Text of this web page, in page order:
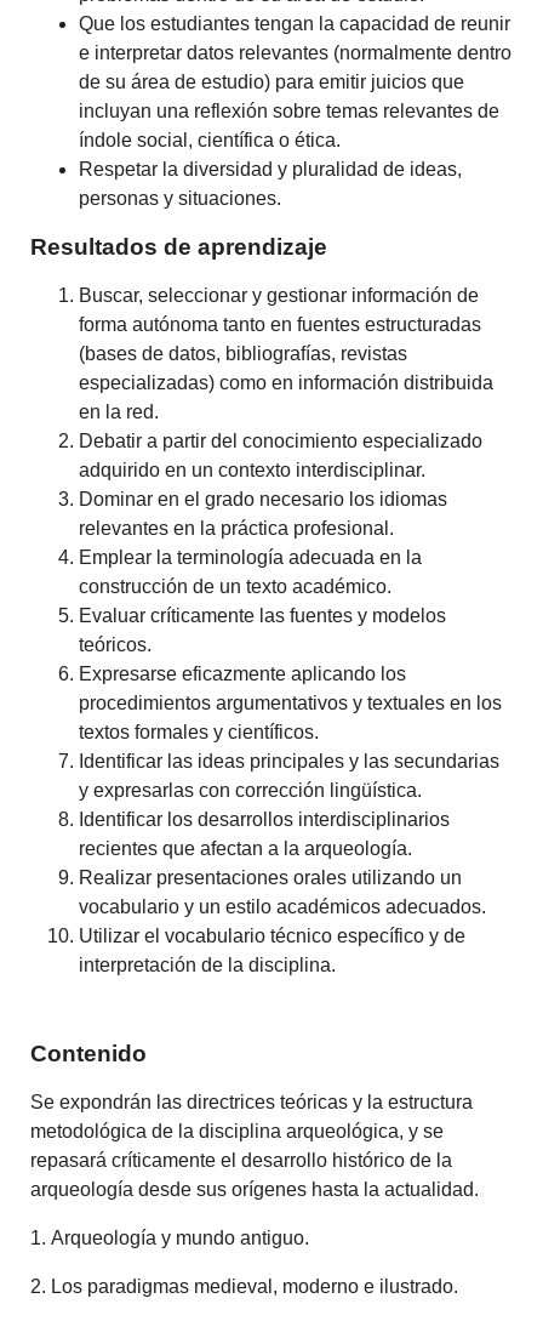
Que los estudiantes tengan la capacidad de reunir
e interpretar datos relevantes (normalmente dentro
de su área de estudio) para emitir juicios que
incluyan una reflexión sobre temas relevantes de
índole social, científica o ética.
Respetar la diversidad y pluralidad de ideas,
personas y situaciones.
Resultados de aprendizaje
Buscar, seleccionar y gestionar información de
forma autónoma tanto en fuentes estructuradas
(bases de datos, bibliografías, revistas
especializadas) como en información distribuida
en la red.
Debatir a partir del conocimiento especializado
adquirido en un contexto interdisciplinar.
Dominar en el grado necesario los idiomas
relevantes en la práctica profesional.
Emplear la terminología adecuada en la
construcción de un texto académico.
Evaluar críticamente las fuentes y modelos
teóricos.
Expresarse eficazmente aplicando los
procedimientos argumentativos y textuales en los
textos formales y científicos.
Identificar las ideas principales y las secundarias
y expresarlas con corrección lingüística.
Identificar los desarrollos interdisciplinarios
recientes que afectan a la arqueología.
Realizar presentaciones orales utilizando un
vocabulario y un estilo académicos adecuados.
Utilizar el vocabulario técnico específico y de
interpretación de la disciplina.
Contenido
Se expondrán las directrices teóricas y la estructura
metodológica de la disciplina arqueológica, y se
repasará críticamente el desarrollo histórico de la
arqueología desde sus orígenes hasta la actualidad.
1. Arqueología y mundo antiguo.
2. Los paradigmas medieval, moderno e ilustrado.